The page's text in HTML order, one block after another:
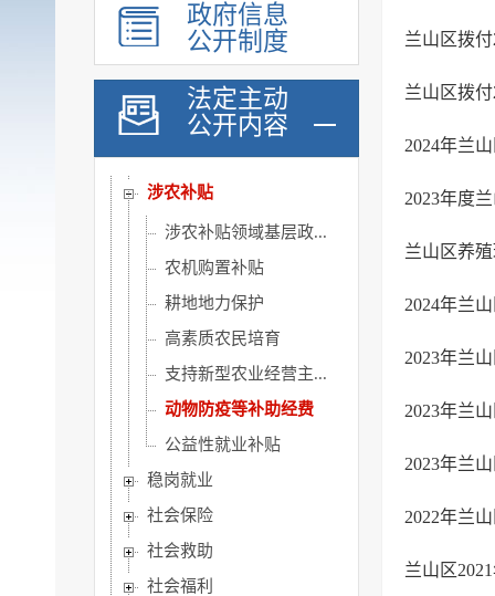
政府信息
公开制度
法定主动
公开内容
行政处罚及强制
财政信息
政府采购
民生领域信息公开
乡村振兴
涉农补贴
涉农补贴领域基层政...
农机购置补贴
耕地地力保护
高素质农民培育
支持新型农业经营主...
动物防疫等补助经费
公益性就业补贴
稳岗就业
社会保险
社会救助
社会福利
兰山区拨
兰山区拨
2024年兰
2023年度
兰山区养
2024年兰
2023年兰
2023年兰
2023年兰
2022年兰
兰山区